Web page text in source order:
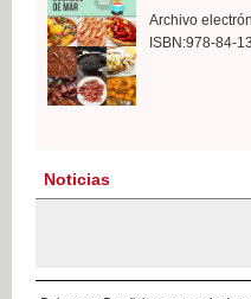
Archivo
ISBN:978-84-
Noticias